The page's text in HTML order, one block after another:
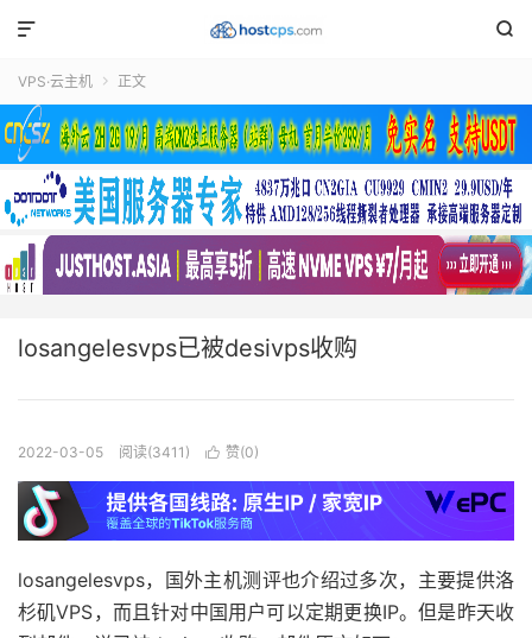


VPS·云主机  正文
losangelesvps已被desivps收购
2022-03-05 阅读(3411)  赞(0)
losangelesvps，国外主机测评也介绍过多次，主要提供洛
杉矶VPS，而且针对中国用户可以定期更换IP。但是昨天收